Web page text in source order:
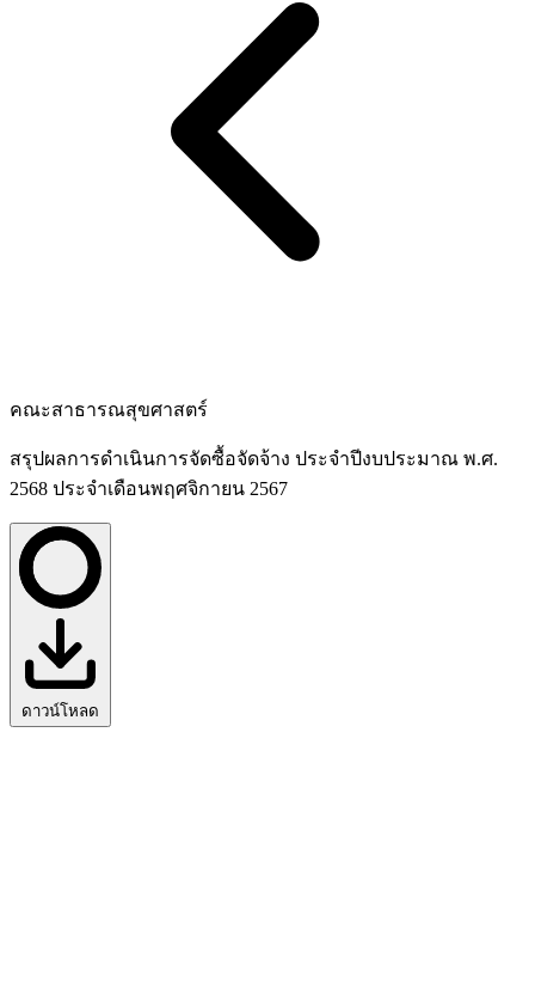
คณะสาธารณสุขศาสตร์
สรุปผลการดำเนินการจัดซื้อจัดจ้าง ประจำปีงบประมาณ พ.ศ.
2568 ประจำเดือนพฤศจิกายน 2567
ดาวน์โหลด